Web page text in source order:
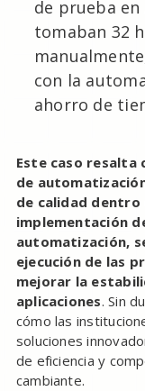
de prueba
tomaban 32
con la
ahorro de
Este caso resalta
de
de calidad
implementación
automatización,
ejecución de las
mejorar la
aplicaciones. Sin
cómo las
soluciones
de eficiencia y
cambiante.